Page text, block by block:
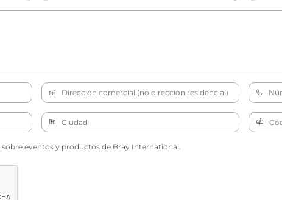
eventos y productos de Bray International.